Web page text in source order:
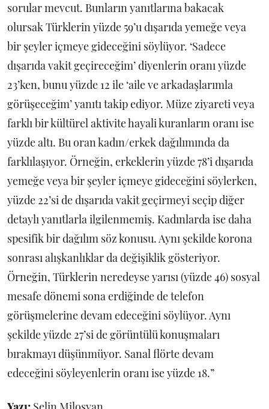
sorular mevcut. Bunların yanıtlarına bakacak
olursak Türklerin yüzde 59’u dışarıda yemeğe veya
bir şeyler içmeye gideceğini söylüyor. ‘Sadece
dışarıda vakit geçireceğim’ diyenlerin oranı yüzde
23’ken, bunu yüzde 12 ile ‘aile ve arkadaşlarımla
görüşeceğim’ yanıtı takip ediyor. Müze ziyareti veya
farklı bir kültürel aktivite hayali kuranların oranı ise
yüzde altı. Bu oran kadın/erkek dağılımında da
farklılaşıyor. Örneğin, erkeklerin yüzde 78’i dışarıda
yemeğe veya bir şeyler içmeye gideceğini söylerken,
yüzde 22’si de dışarıda vakit geçirmeyi seçip diğer
detaylı yanıtlarla ilgilenmemiş. Kadınlarda ise daha
spesifik bir dağılım söz konusu. Aynı şekilde korona
sonrası alışkanlıklar da değişiklik gösteriyor.
Örneğin, Türklerin neredeyse yarısı (yüzde 46) sosyal
mesafe dönemi sona erdiğinde de telefon
görüşmelerine devam edeceğini söylüyor. Aynı
şekilde yüzde 27’si de görüntülü konuşmaları
bırakmayı düşünmüyor. Sanal flörte devam
edeceğini söyleyenlerin oranı ise yüzde 18.”